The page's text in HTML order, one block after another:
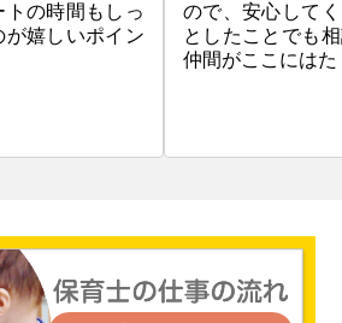
の時間もしっ
嬉しいポイン
ので、安心して
としたことでも
仲間がここには